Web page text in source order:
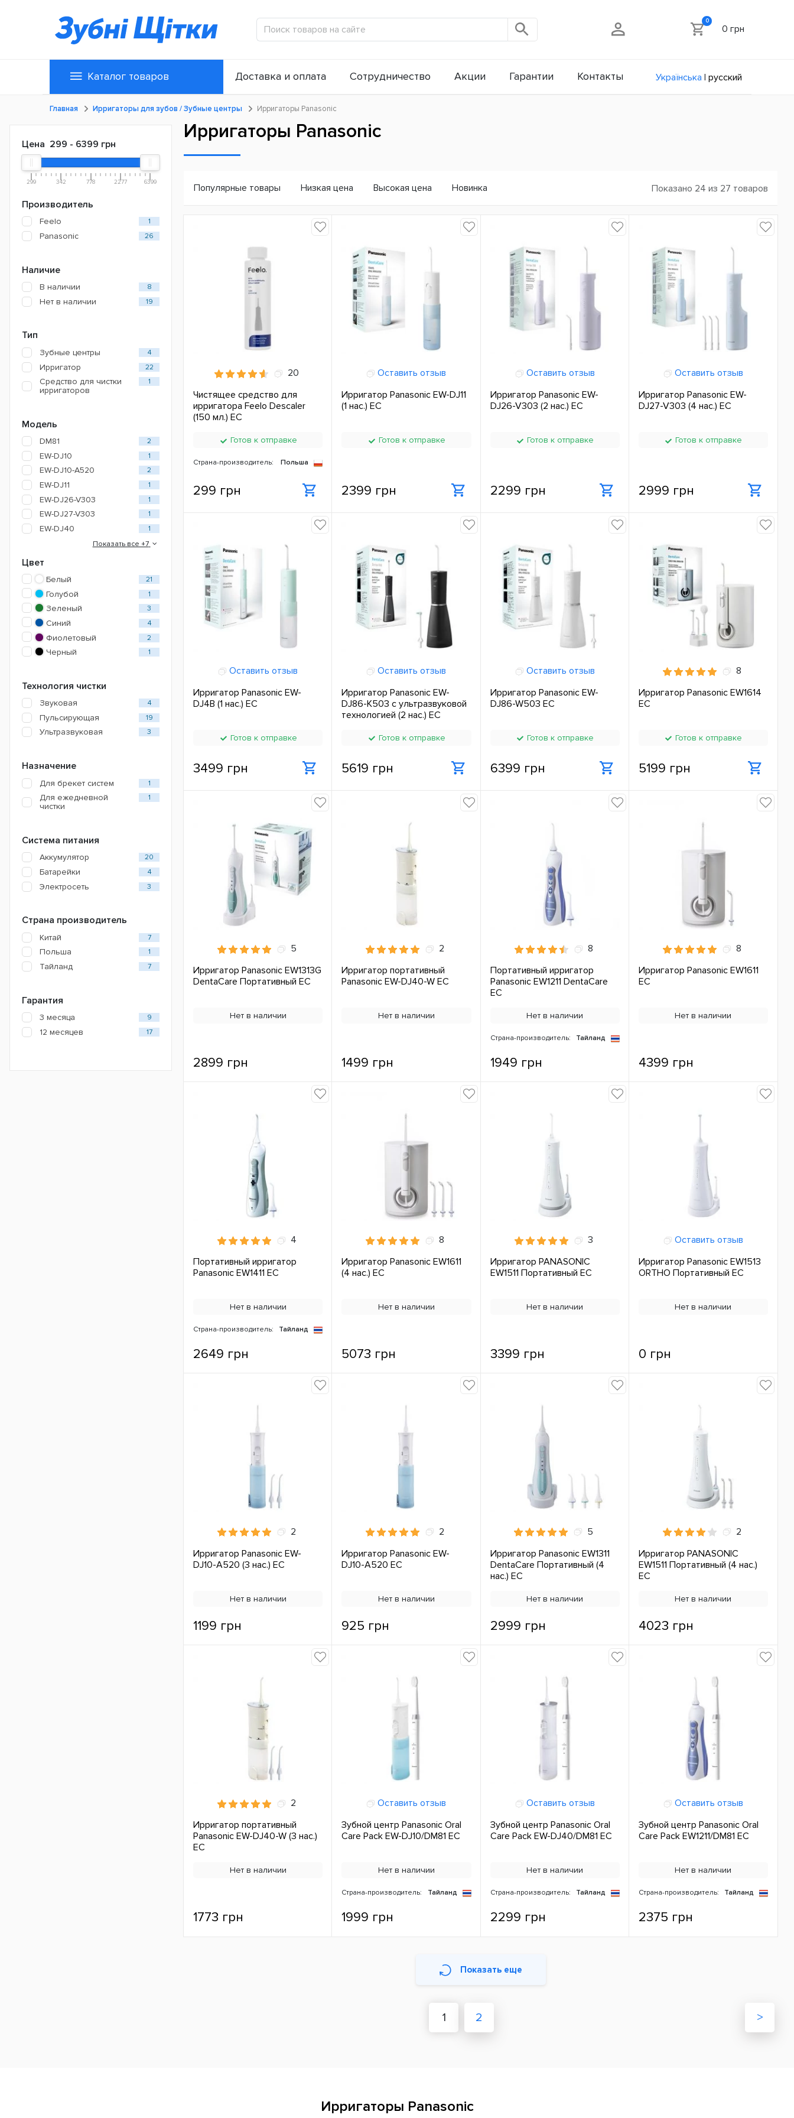
0
0 грн
Каталог товаров Доставка и оплата Сотрудничество Акции Гарантии Контакты Українська | русский
Главная Ирригаторы для зубов / Зубные центры Ирригаторы Panasonic
Цена 299 - 6399 грн
299 342 778 2277 6399
Производитель
Feelo 1
Panasonic 26
Наличие
В наличии 8
Нет в наличии 19
Тип
Зубные центры 4
Ирригатор 22
Средство для чистки
ирригаторов
1
Модель
DM81 2
EW-DJ10 1
EW-DJ10-A520 2
EW-DJ11 1
EW-DJ26-V303 1
EW-DJ27-V303 1
EW-DJ40
1
Показать все +7
Цвет
Белый 21
Голубой 1
Зеленый 3
Синий 4
Фиолетовый 2
Черный 1
Технология чистки
Звуковая 4
Пульсирующая 19
Ультразвуковая 3
Назначение
Для брекет систем 1
Для ежедневной
чистки
1
Система питания
Аккумулятор 20
Батарейки 4
Электросеть 3
Страна производитель
Китай 7
Польша 1
Тайланд 7
Гарантия
3 месяца 9
12 месяцев 17
Ирригаторы Panasonic
Популярные товары Низкая цена Высокая цена Новинка Показано 24 из 27 товаров
20
Чистящее средство для
ирригатора Feelo Descaler
(150 мл.) ЕС
Готов к отправке
Страна-производитель: Польша
299 грн
Оставить отзыв
Ирригатор Panasonic EW-DJ11
(1 нас.) ЕС
Готов к отправке
2399 грн
Оставить отзыв
Ирригатор Panasonic EW-
DJ26-V303 (2 нас.) ЕС
Готов к отправке
2299 грн
Оставить отзыв
Ирригатор Panasonic EW-
DJ27-V303 (4 нас.) ЕС
Готов к отправке
2999 грн
Оставить отзыв
Ирригатор Panasonic EW-
DJ4B (1 нас.) ЕС
Готов к отправке
3499 грн
Оставить отзыв
Ирригатор Panasonic EW-
DJ86-K503 с ультразвуковой
технологией (2 нас.) ЕС
Готов к отправке
5619 грн
Оставить отзыв
Ирригатор Panasonic EW-
DJ86-W503 ЕС
Готов к отправке
6399 грн
8
Ирригатор Panasonic EW1614
ЕС
Готов к отправке
5199 грн
5
Ирригатор Panasonic EW1313G
DentaCare Портативный ЕС
Нет в наличии
2899 грн
2
Ирригатор портативный
Panasonic EW-DJ40-W ЕС
Нет в наличии
1499 грн
8
Портативный ирригатор
Panasonic EW1211 DentaCare
ЕС
Нет в наличии
Страна-производитель: Тайланд
1949 грн
8
Ирригатор Panasonic EW1611
ЕС
Нет в наличии
4399 грн
4
Портативный ирригатор
Panasonic EW1411 ЕС
Нет в наличии
Страна-производитель: Тайланд
2649 грн
8
Ирригатор Panasonic EW1611
(4 нас.) ЕС
Нет в наличии
5073 грн
3
Ирригатор PANASONIC
EW1511 Портативный ЕС
Нет в наличии
3399 грн
Оставить отзыв
Ирригатор Panasonic EW1513
ORTHO Портативный ЕС
Нет в наличии
0 грн
2
Ирригатор Panasonic EW-
DJ10-A520 (3 нас.) ЕС
Нет в наличии
1199 грн
2
Ирригатор Panasonic EW-
DJ10-A520 ЕС
Нет в наличии
925 грн
5
Ирригатор Panasonic EW1311
DentaCare Портативный (4
нас.) ЕС
Нет в наличии
2999 грн
2
Ирригатор PANASONIC
EW1511 Портативный (4 нас.)
ЕС
Нет в наличии
4023 грн
2
Ирригатор портативный
Panasonic EW-DJ40-W (3 нас.)
ЕС
Нет в наличии
1773 грн
Оставить отзыв
Зубной центр Panasonic Oral
Care Pack EW-DJ10/DM81 ЕС
Нет в наличии
Страна-производитель: Тайланд
1999 грн
Оставить отзыв
Зубной центр Panasonic Oral
Care Pack EW-DJ40/DM81 ЕС
Нет в наличии
Страна-производитель: Тайланд
2299 грн
Оставить отзыв
Зубной центр Panasonic Oral
Care Pack EW1211/DM81 ЕС
Нет в наличии
Страна-производитель: Тайланд
2375 грн
Показать еще
1 2 >
Ирригаторы Panasonic